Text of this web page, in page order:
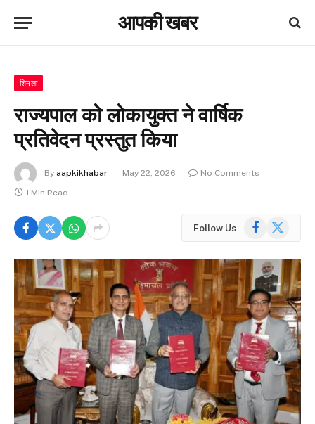
आपकी खबर
शिमला
राज्यपाल कोे लोकायुक्त ने वार्षिक
प्रतिवेदन प्रस्तुत किया
By aapkikhabar May 22, 2026
No Comments
1 Min Read
Follow Us Facebook
X